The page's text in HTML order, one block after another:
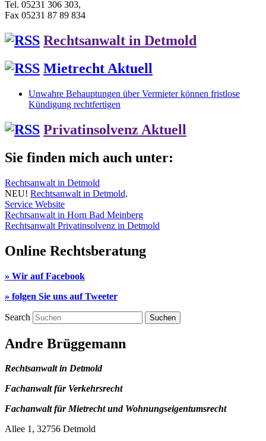
Tel. 05231 306 303,
Fax 05231 87 89 834
Rechtsanwalt in Detmold
Mietrecht Aktuell
Unwahre Behauptungen über Vermieter können fristlose
Kündigung rechtfertigen
Privatinsolvenz Aktuell
Sie finden mich auch unter:
Rechtsanwalt in Detmold
NEU! Rechtsanwalt in Detmold,
Service Website
Rechtsanwalt in Horn Bad Meinberg
Rechtsanwalt Privatinsolvenz in Detmold
Online Rechtsberatung
» Wir auf Facebook
» folgen Sie uns auf Tweeter
Search
Andre Brüggemann
Rechtsanwalt in Detmold
Fachanwalt für Verkehrsrecht
Fachanwalt für Mietrecht und Wohnungseigentumsrecht
Allee 1, 32756 Detmold